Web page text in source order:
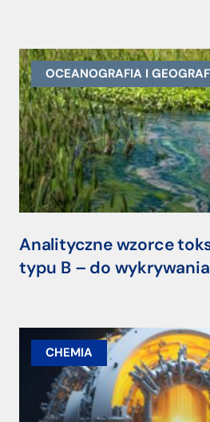
OCEANOGRAFIA I
Analityczne wzorce
typu B – do
CHEMIA